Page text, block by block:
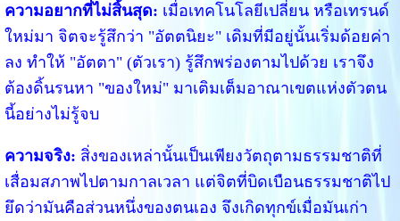
ความอยากที่ไม่สิ้นสุด: เมื่อเทคโนโลยีเปลี่ยน หรือเทรนด์
ใหม่มา จิตจะรู้สึกว่า "อัตตนิยะ" เดิมที่มีอยู่นั้นเริ่มด้อยค่า
ลง ทำให้ "อัตตา" (ตัวเรา) รู้สึกพร่องตามไปด้วย เราจึง
ต้องดิ้นรนหา "ของใหม่" มาเติมเต็มอาณาเขตแห่งตัวตน
นี้อย่างไม่รู้จบ
ความจริง: สิ่งของเหล่านั้นเป็นเพียงวัตถุตามธรรมชาติที่
เสื่อมสภาพไปตามกาลเวลา แต่จิตที่บิดเบือนธรรมชาติไป
ยึดว่ามันคือส่วนหนึ่งของตนเอง จึงเกิดทุกข์เมื่อมันเก่า